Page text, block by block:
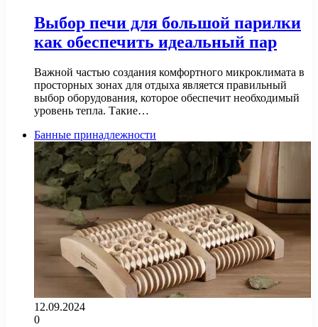
Выбор печи для большой парилки
как обеспечить идеальный пар
Важной частью создания комфортного микроклимата в
просторных зонах для отдыха является правильный
выбор оборудования, которое обеспечит необходимый
уровень тепла. Такие…
Банные принадлежности
12.09.2024
0